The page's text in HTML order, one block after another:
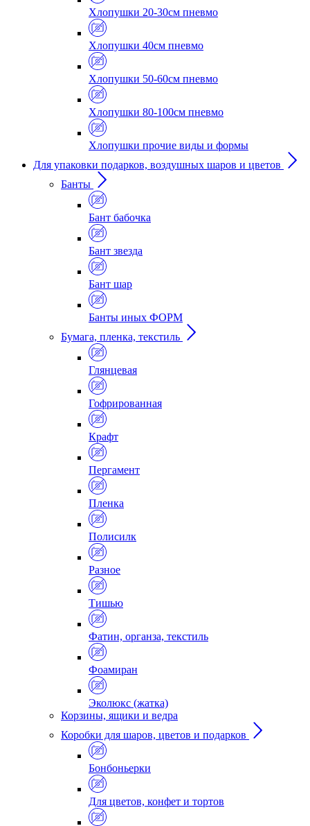
Хлопушки 20-30см пневмо
Хлопушки 40см пневмо
Хлопушки 50-60см пневмо
Хлопушки 80-100см пневмо
Хлопушки прочие виды и формы
Для упаковки подарков, воздушных шаров и цветов
Банты
Бант бабочка
Бант звезда
Бант шар
Банты иных ФОРМ
Бумага, пленка, текстиль
Глянцевая
Гофрированная
Крафт
Пергамент
Пленка
Полисилк
Разное
Тишью
Фатин, органза, текстиль
Фоамиран
Эколюкс (жатка)
Корзины, ящики и ведра
Коробки для шаров, цветов и подарков
Бонбоньерки
Для цветов, конфет и тортов